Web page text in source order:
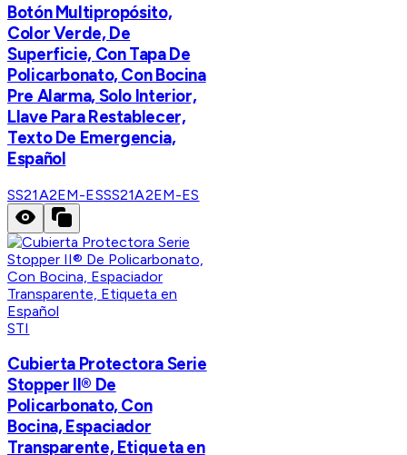
​​Botón Multipropósito,
Color Verde, De
Superficie, Con Tapa De
Policarbonato, Con Bocina
Pre Alarma, Solo Interior,
Llave Para Restablecer,
Texto De Emergencia,
Español
SS21A2EM-ESSS21A2EM-ES
STI
Cubierta Protectora Serie
Stopper II® De
Policarbonato, Con
Bocina, Espaciador
Transparente, Etiqueta en